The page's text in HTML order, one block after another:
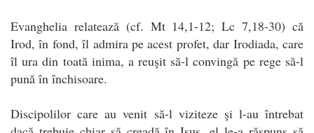
Evanghelia relatează (cf. Mt 14,1-12; Lc 7,18-30) că
Irod, în fond, îl admira pe acest profet, dar Irodiada, care
îl ura din toată inima, a reuşit să-l convingă pe rege să-l
pună în închisoare.
Discipolilor care au venit să-l viziteze şi l-au întrebat